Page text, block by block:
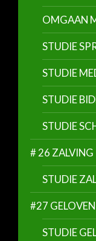
OMGAAN
STUDIE
STUDIE
STUDIE
STUDIE
# 26 ZALVING
STUDIE
#27 GELOVEN
STUDIE